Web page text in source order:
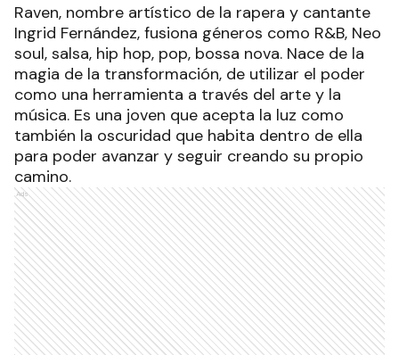
Raven, nombre artístico de la rapera y cantante
Ingrid Fernández, fusiona géneros como R&B, Neo
soul, salsa, hip hop, pop, bossa nova. Nace de la
magia de la transformación, de utilizar el poder
como una herramienta a través del arte y la
música. Es una joven que acepta la luz como
también la oscuridad que habita dentro de ella
para poder avanzar y seguir creando su propio
camino.
Ads